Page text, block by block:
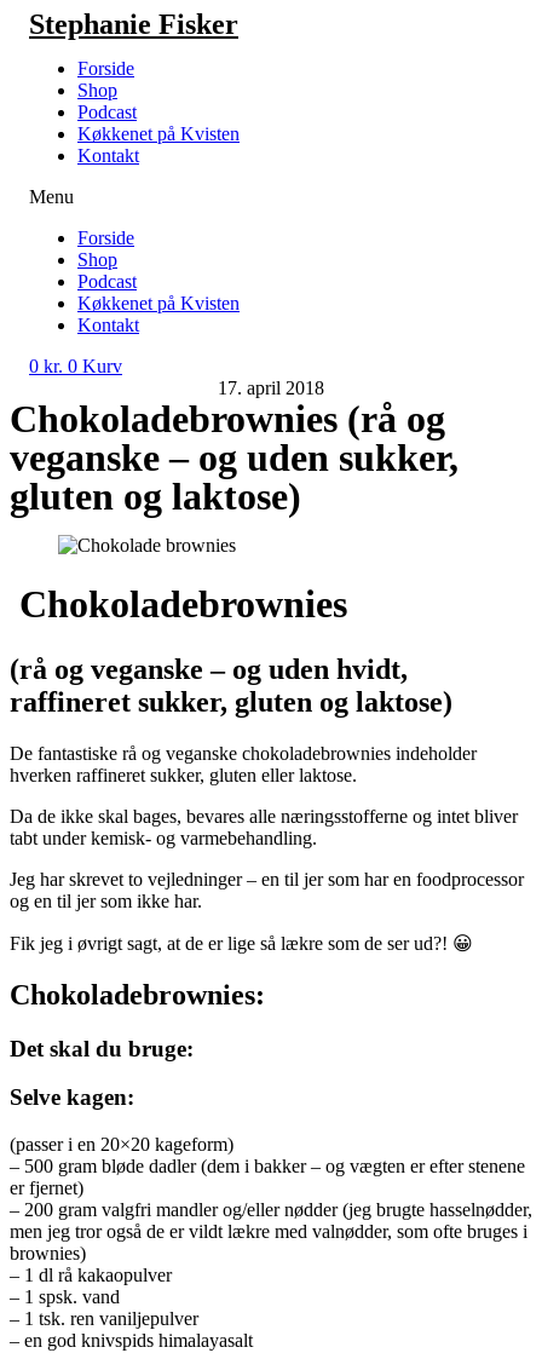
Videre
indhold
Stephanie Fisker
Forside
Shop
Podcast
Køkkenet på Kvisten
Kontakt
Menu
Forside
Shop
Podcast
Køkkenet på Kvisten
Kontakt
0 kr. 0 Kurv
17. april 2018
Chokoladebrownies (rå og
veganske – og uden sukker,
gluten og laktose)
Chokoladebrownies
(rå og veganske – og uden hvidt,
raffineret sukker, gluten og laktose)
De fantastiske rå og veganske chokoladebrownies indeholder
hverken raffineret sukker, gluten eller laktose.
Da de ikke skal bages, bevares alle næringsstofferne og intet bliver
tabt under kemisk- og varmebehandling.
Jeg har skrevet to vejledninger – en til jer som har en foodprocessor
og en til jer som ikke har.
Fik jeg i øvrigt sagt, at de er lige så lækre som de ser ud?! 😀
Chokoladebrownies:
Det skal du bruge:
Selve kagen:
(passer i en 20×20 kageform)
– 500 gram bløde dadler (dem i bakker – og vægten er efter stenene
er fjernet)
– 200 gram valgfri mandler og/eller nødder (jeg brugte hasselnødder,
men jeg tror også de er vildt lækre med valnødder, som ofte bruges i
brownies)
– 1 dl rå kakaopulver
– 1 spsk. vand
– 1 tsk. ren vaniljepulver
– en god knivspids himalayasalt